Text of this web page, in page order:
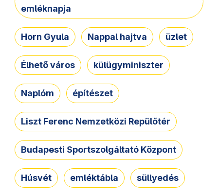
emléknapja
Horn Gyula Nappal hajtva üzlet
Élhető város külügyminiszter
Naplóm építészet
Liszt Ferenc Nemzetközi Repülőtér
Budapesti Sportszolgáltató Központ
Húsvét emléktábla süllyedés